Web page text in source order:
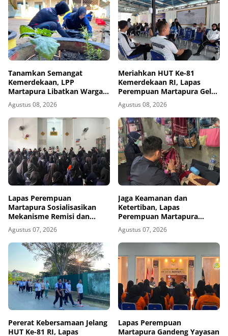
Tanamkan Semangat
Kemerdekaan, LPP
Martapura Libatkan Warga
Binaan dalam Gotong
Royong
Agustus 08, 2026
Meriahkan HUT Ke-81
Kemerdekaan RI, Lapas
Perempuan Martapura Gelar
Porseni Antarpetugas
Agustus 08, 2026
Lapas Perempuan
Martapura Sosialisasikan
Mekanisme Remisi dan
Integrasi kepada Warga
Binaan
Agustus 07, 2026
Jaga Keamanan dan
Ketertiban, Lapas
Perempuan Martapura
Intensifkan Razia di Blok
Maximum Security
Agustus 07, 2026
Pererat Kebersamaan Jelang
HUT Ke-81 RI, Lapas
Lapas Perempuan
Martapura Gandeng Yayasan